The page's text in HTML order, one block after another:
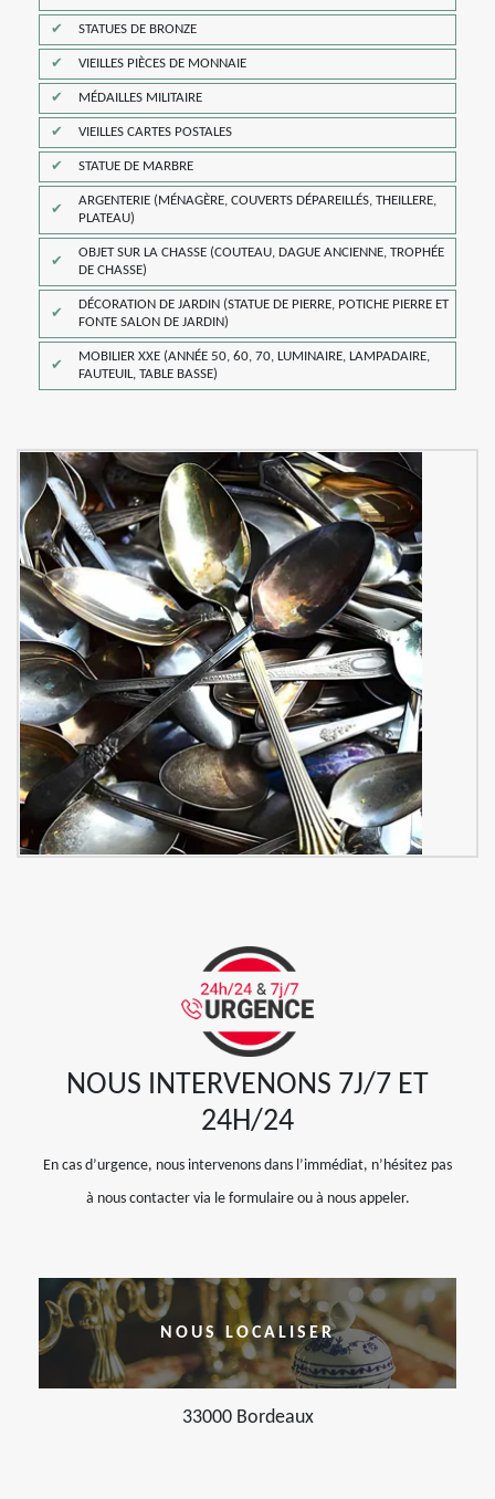
STATUES DE BRONZE
VIEILLES PIÈCES DE MONNAIE
MÉDAILLES MILITAIRE
VIEILLES CARTES POSTALES
STATUE DE MARBRE
ARGENTERIE (MÉNAGÈRE, COUVERTS DÉPAREILLÉS, THEILLERE,
PLATEAU)
OBJET SUR LA CHASSE (COUTEAU, DAGUE ANCIENNE, TROPHÉE
DE CHASSE)
DÉCORATION DE JARDIN (STATUE DE PIERRE, POTICHE PIERRE ET
FONTE SALON DE JARDIN)
MOBILIER XXE (ANNÉE 50, 60, 70, LUMINAIRE, LAMPADAIRE,
FAUTEUIL, TABLE BASSE)
NOUS INTERVENONS 7J/7 ET
24H/24
En cas d’urgence, nous intervenons dans l’immédiat, n’hésitez pas
à nous contacter via le formulaire ou à nous appeler.
NOUS LOCALISER
33000 Bordeaux